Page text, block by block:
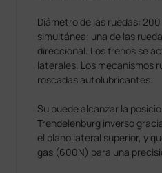
Diámetro de las ruedas:
simultánea; una de las
direccional. Los frenos se
laterales. Los mecanismos
roscadas autolubricantes.
Su puede alcanzar la
Trendelenburg inverso
el plano lateral superior, y
gas (600N) para una